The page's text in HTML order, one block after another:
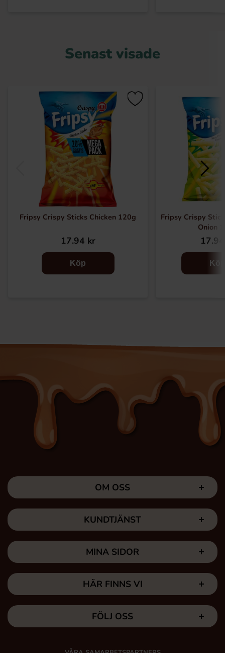
Senast visade
Fripsy Crispy Sticks Chicken 120g
17.94 kr
Köp
Fripsy Crispy
Onion
Köp
OM OSS
KUNDTJÄNST
MINA SIDOR
HÄR FINNS VI
FÖLJ OSS